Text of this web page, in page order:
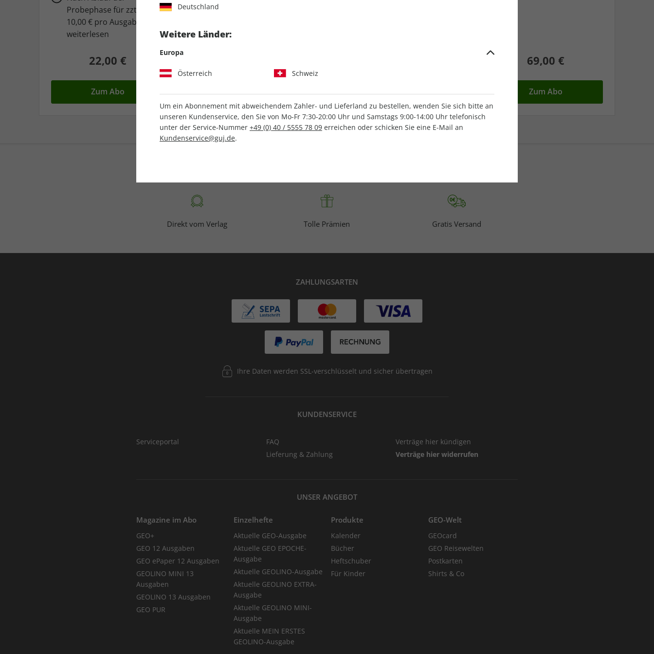
Probephase für zzt. nur
10,00 € pro Ausgabe
weiterlesen
22,00 €
Zum Abo Zum Abo Zum Abo
69,00 €
Zum Abo
Direkt vom Verlag Tolle Prämien Gratis Versand
ZAHLUNGSARTEN
Ihre Daten werden SSL-verschlüsselt und sicher übertragen
KUNDENSERVICE
Serviceportal
FAQ
Lieferung & Zahlung
Verträge hier kündigen
Verträge hier widerrufen
UNSER ANGEBOT
Magazine im Abo
GEO+
GEO 12 Ausgaben
GEO ePaper 12 Ausgaben
GEOLINO MINI 13
Ausgaben
GEOLINO 13 Ausgaben
GEO PUR
Einzelhefte
Aktuelle GEO-Ausgabe
Aktuelle GEO EPOCHE-
Ausgabe
Aktuelle GEOLINO-Ausgabe
Aktuelle GEOLINO EXTRA-
Ausgabe
Aktuelle GEOLINO MINI-
Ausgabe
Aktuelle MEIN ERSTES
GEOLINO-Ausgabe
Produkte
Kalender
Bücher
Heftschuber
Für Kinder
GEO-Welt
GEOcard
GEO Reisewelten
Postkarten
Shirts & Co
Deutschland
Weitere Länder:
Europa
Österreich Schweiz
Um ein Abonnement mit abweichendem Zahler- und Lieferland zu bestellen, wenden Sie sich bitte an
unseren Kundenservice, den Sie von Mo-Fr 7:30-20:00 Uhr und Samstags 9:00-14:00 Uhr telefonisch
unter der Service-Nummer +49 (0) 40 / 5555 78 09 erreichen oder schicken Sie eine E-Mail an
Kundenservice@guj.de.